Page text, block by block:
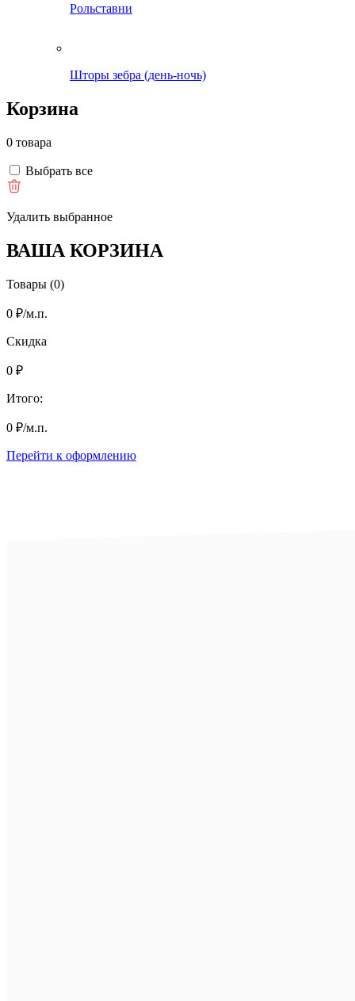
Рольставни
Шторы зебра (день-ночь)
Корзина
0 товара
Выбрать все
Удалить выбранное
ВАША КОРЗИНА
Товары (0)
0 ₽/м.п.
Скидка
0 ₽
Итого:
0 ₽/м.п.
Перейти к оформлению